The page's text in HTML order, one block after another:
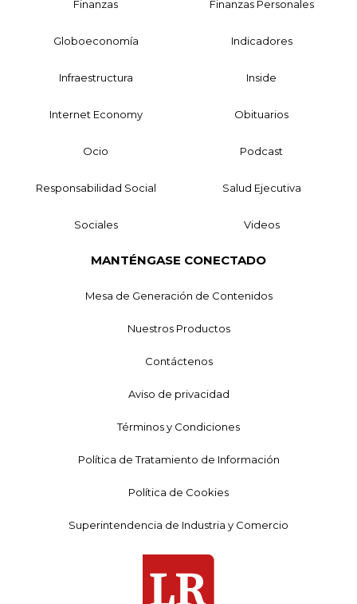
Finanzas Finanzas Personales
Globoeconomía Indicadores
Infraestructura Inside
Internet Economy Obituarios
Ocio Podcast
Responsabilidad Social Salud Ejecutiva
Sociales Videos
MANTÉNGASE CONECTADO
Mesa de Generación de Contenidos
Nuestros Productos
Contáctenos
Aviso de privacidad
Términos y Condiciones
Política de Tratamiento de Información
Política de Cookies
Superintendencia de Industria y Comercio